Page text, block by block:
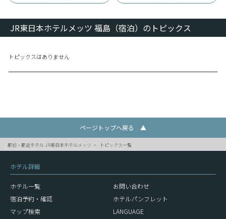
JR東日本ホテルメッツ 福島（宿泊）のトピックス
トピックスはありません
ページトップへ戻る ▲
駅前・駅近ホテル JR東日本ホテルメッツ トピックス一覧
ホテル詳細
ホテル一覧
宿泊予約・確認
マップ検索
お問い合わせ
ホテルパンフレット
LANGUAGE